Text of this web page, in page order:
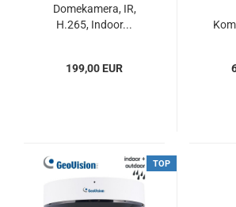
Domekamera, IR,
H.265, Indoor...
199,00 EUR
TOP